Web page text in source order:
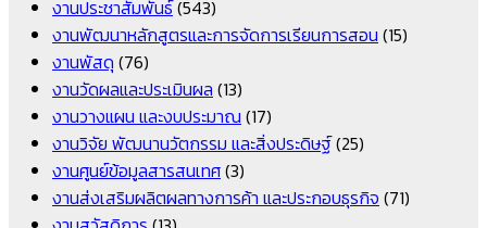
งานประชาสัมพันธ์(543)
งานพัฒนาหลักสูตรและการจัดการเรียนการสอน (15)
งานพัสดุ (76)
งานวัดผลและประเมินผล (13)
งานวางแผน และงบประมาณ (17)
งานวิจัย พัฒนานวัตกรรม และสิ่งประดิษฐ์(25)
งานศูนย์ข้อมูลสารสนเทศ(3)
งานส่งเสริมผลิตผลทางการค้า และประกอบธุรกิจ (71)